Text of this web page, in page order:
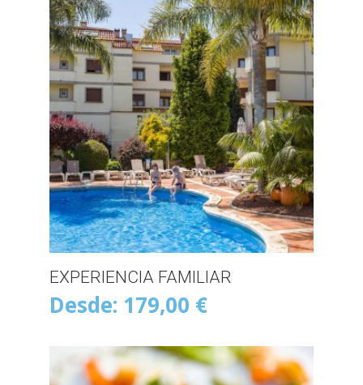
EXPERIENCIA FAMILIAR
Desde: 179,00 €